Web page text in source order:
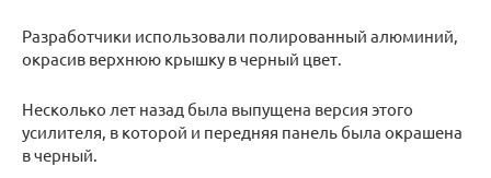
Разработчики использовали полированный алюминий,
окрасив верхнюю крышку в черный цвет.
Несколько лет назад была выпущена версия этого
усилителя, в которой и передняя панель была окрашена
в черный.